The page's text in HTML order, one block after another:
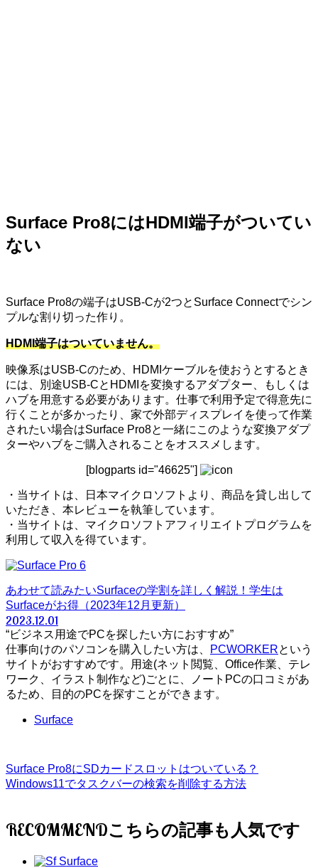
Surface Pro8にはHDMI端子がついてい
ない
Surface Pro8の端子はUSB-Cが2つとSurface Connectでシン
プルな割り切った作り。
HDMI端子はついていません。
映像系はUSB-Cのため、HDMIケーブルを使おうとするとき
には、別途USB-CとHDMIを変換するアダプター、もしくは
ハブを用意する必要があります。仕事で利用予定で得意先に
行くことが多かったり、家で外部ディスプレイを使って作業
されたい場合はSurface Pro8と一緒にこのような変換アダプ
ターやハブをご購入されることをオススメします。
[blogparts id="46625"]
・当サイトは、日本マイクロソフトより、商品を貸し出して
いただき、本レビューを執筆しています。
・当サイトは、マイクロソフトアフィリエイトプログラムを
利用して収入を得ています。
あわせて読みたいSurfaceの学割を詳しく解説！学生は
Surfaceがお得（2023年12月更新）
2023.12.01
“ビジネス用途でPCを探したい方におすすめ”
仕事向けのパソコンを購入したい方は、
PCWORKERという
サイトがおすすめです。用途(ネット閲覧、Office作業、テレ
ワーク、イラスト制作など)ごとに、ノートPCの口コミがあ
るため、目的のPCを探すことができます。
Surface
Surface Pro8にSDカードスロットはついている？
Windows11でタスクバーの検索を削除する方法
RECOMMEND
Surface